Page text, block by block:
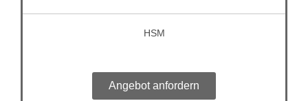
HSM
Angebot anfordern